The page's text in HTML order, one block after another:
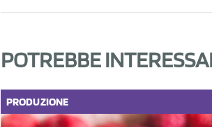
POTREBBE
PRODUZIONE